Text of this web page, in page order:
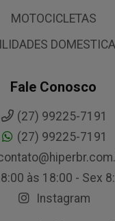
MOTOCICLETAS
Fale Conosco
(27) 99225-7191
(27) 99225-7191
às 18:00 - Sex
Instagram